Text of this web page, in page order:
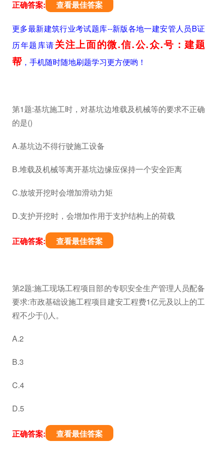
正确答案: 查看最佳答案
更多最新建筑行业考试题库--新版各地一建安管人员B证
历年题库请关注上面的微.信.公.众.号：建题
帮 ，手机随时随地刷题学习更方便哟！
第1题:基坑施工时，对基坑边堆载及机械等的要求不正确
的是()
A.基坑边不得行驶施工设备
B.堆载及机械等离开基坑边缘应保持一个安全距离
C.放坡开挖时会增加滑动力矩
D.支护开挖时，会增加作用于支护结构上的荷载
正确答案: 查看最佳答案
第2题:施工现场工程项目部的专职安全生产管理人员配备
要求:市政基础设施工程项目建安工程费1亿元及以上的工
程不少于()人。
A.2
B.3
C.4
D.5
正确答案: 查看最佳答案